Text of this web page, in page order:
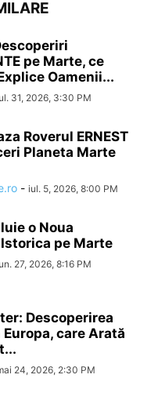
pe Marte, ce
Oamenii...
31, 2026, 3:30 PM
Roverul ERNEST
Planeta Marte
- iul. 5, 2026, 8:00 PM
o Noua
pe Marte
27, 2026, 8:16 PM
Descoperirea
care Arată
24, 2026, 2:30 PM